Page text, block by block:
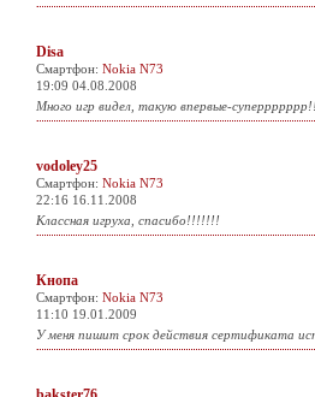
Disa
Смартфон: Nokia N73
19:09 04.08.2008
Много игр видел, такую впервые-
vodoley25
Смартфон: Nokia N73
22:16 16.11.2008
Классная игруха, спасибо!!!!!!!
Кнопа
Смартфон: Nokia N73
11:10 19.01.2009
У меня пишит срок действия сертификата